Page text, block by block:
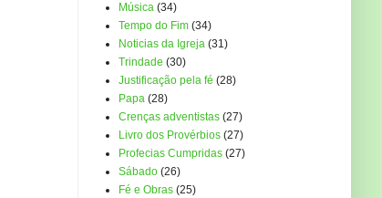
Música (34)
Tempo do Fim (34)
Noticias da Igreja (31)
Trindade (30)
Justificação pela fé (28)
Papa (28)
Crenças adventistas (27)
Livro dos Provérbios (27)
Profecias Cumpridas (27)
Sábado (26)
Fé e Obras (25)